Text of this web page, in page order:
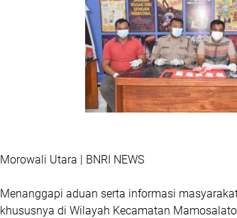
Morowali Utara | BNRI NEWS
Menanggapi aduan serta informasi
khususnya di Wilayah Kecamatan